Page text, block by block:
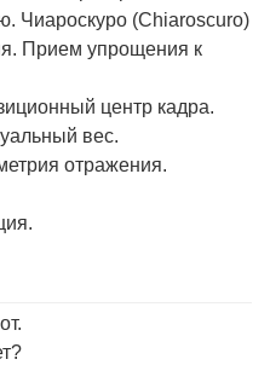
Чиароскуро (Chiaroscuro)
Прием упрощения к
центр кадра.
вес.
отражения.